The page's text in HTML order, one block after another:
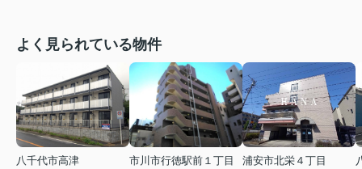
よく見られている物件
八千代市高津
市川市行徳駅前１丁目
浦安市北栄４丁目